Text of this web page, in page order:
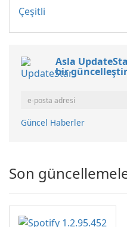
Çeşitli
Asla
bir
Güncel Haberler
Son